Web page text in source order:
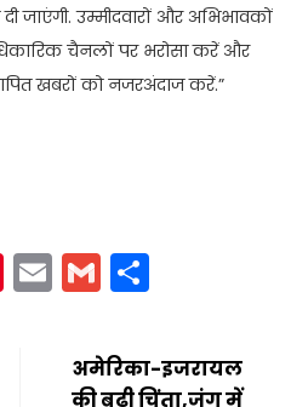
जाएंगी. उम्मीदवारों और अभिभावकों
चैनलों पर भरोसा करें और
खबरों को नजरअंदाज करें.”
Pinterest
EmailGmail
अमेरिका-इजरायल
की बढ़ी चिंता,जंग में